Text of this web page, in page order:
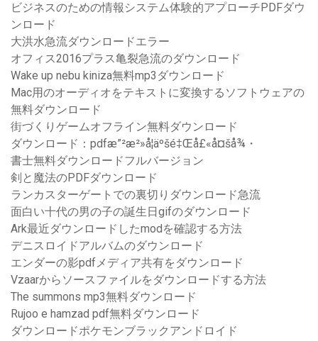
ビジネスのための情報システム体験的アプローチPDFダウ
ンロード
大洪水急流ダウンロードエラー
オフィス2016プラス亀裂急流のダウンロード
Wake up nebu kiniza無料mp3ダウンロード
Mac用のオーディオをテキストに変換するソフトウェアの
無料ダウンロード
街づくりゲームオフライン無料ダウンロード
ダウンロード：pdfæ”²æ²»å­¦äºšé‡Œå£«å¤šå¾・
書士無料ダウンロードフルバージョン
剣と魔法のPDFダウンロード
ランカスターゲートでの裏切りダウンロード急流
面白い十代の男の子の誕生日gifのダウンロード
Ark最近ダウンロードしたmodを確認する方法
デニスロイドアルバムのダウンロード
エンダーの影pdfメディア共有をダウンロード
Vzaarからソースファイルをダウンロードする方法
The summons mp3無料ダウンロード
Rujoo e hamzad pdf無料ダウンロード
ダウンロードポケモンブラックアンドロイド